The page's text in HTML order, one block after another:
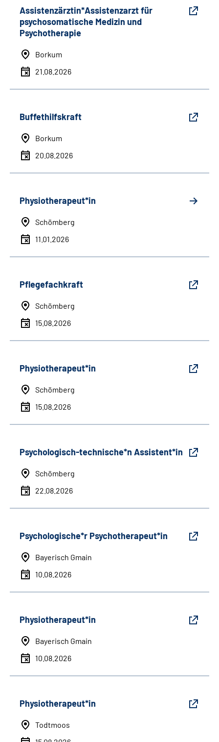
Assistenzärztin*Assistenzarzt für
psychosomatische Medizin und
Psychotherapie
Borkum
21.08.2026
Buffethilfskraft
Borkum
20.08.2026
Physiotherapeut*in
Schömberg
11.01.2026
Pflegefachkraft
Schömberg
15.08.2026
Physiotherapeut*in
Schömberg
15.08.2026
Psychologisch-technische*n Assistent*in
Schömberg
22.08.2026
Psychologische*r Psychotherapeut*in
Bayerisch Gmain
10.08.2026
Physiotherapeut*in
Bayerisch Gmain
10.08.2026
Physiotherapeut*in
Todtmoos